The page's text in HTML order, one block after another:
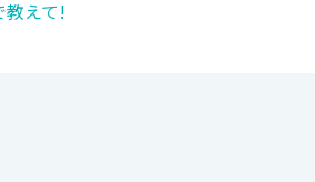
教えて!